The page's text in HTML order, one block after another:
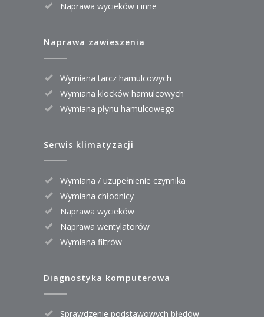
Naprawa wycieków i inne
Naprawa zawieszenia
Wymiana tarcz hamulcowych
Wymiana klocków hamulcowych
Wymiana płynu hamulcowego
Serwis klimatyzacji
Wymiana / uzupełnienie czynnika
Wymiana chłodnicy
Naprawa wycieków
Naprawa wentylatorów
Wymiana filtrów
Diagnostyka komputerowa
Sprawdzenie podstawowych błędów